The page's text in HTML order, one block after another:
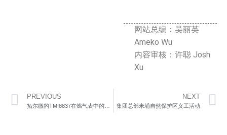
网站总编：吴丽英
Ameko Wu
内容审核：许聪 Josh
Xu
PREVIOUS NEXT
集团总部米埔自然保护区义工活动